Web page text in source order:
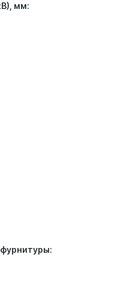
мм: